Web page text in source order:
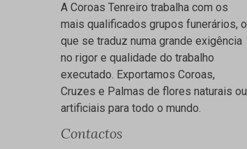
A Coroas Tenreiro trabalha com os
mais qualificados grupos funerários, o
que se traduz numa grande exigência
no rigor e qualidade do trabalho
executado. Exportamos Coroas,
Cruzes e Palmas de flores naturais ou
artificiais para todo o mundo.
Contactos